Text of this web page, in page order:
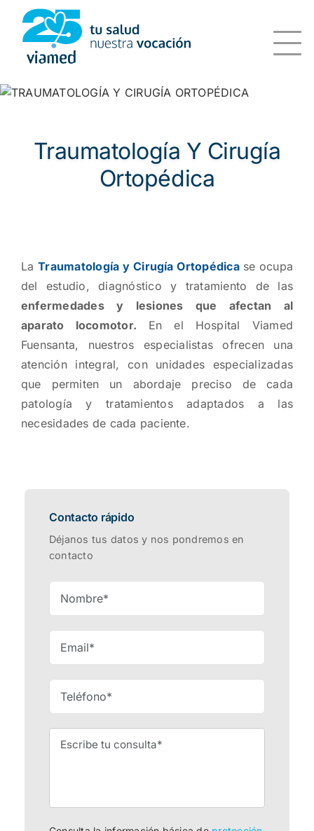
Saltar
contenido
Traumatología Y Cirugía
Ortopédica
LaTraumatología y Cirugía Ortopédica se ocupa
del estudio, diagnóstico y tratamiento de las
enfermedades y lesiones que afectan al
aparato locomotor. En el Hospital Viamed
Fuensanta, nuestros especialistas ofrecen una
atención integral, con unidades especializadas
que permiten un abordaje preciso de cada
patología y tratamientos adaptados a las
necesidades de cada paciente.
Contacto rápido
Déjanos tus datos y nos pondremos en
contacto